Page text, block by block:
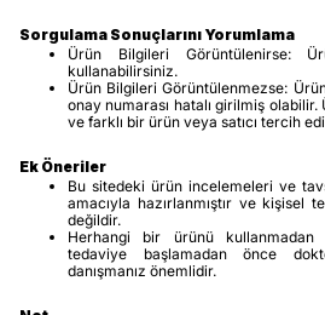
Sorgulama Sonuçlarını Yorumlama
Ürün Bilgileri Görüntülenirse:
kullanabilirsiniz.
Ürün Bilgileri Görüntülenmezse:
onay numarası hatalı girilmiş olabilir.
ve farklı bir ürün veya satıcı tercih
Ek Öneriler
Bu sitedeki ürün incelemeleri ve
amacıyla hazırlanmıştır ve kişisel
değildir.
Herhangi bir ürünü kullanmadan
tedaviye başlamadan önce
danışmanız önemlidir.